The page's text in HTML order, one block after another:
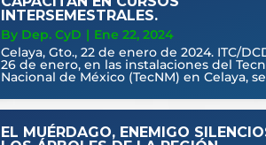
INTERSEMESTRALES.
By Dep. CyD | Ene 22, 2024
Celaya, Gto., 22 de enero de 2024. ITC/
26 de enero, en las instalaciones del
Nacional de México (TecNM) en Celaya,
EL MUÉRDAGO, ENEMIGO